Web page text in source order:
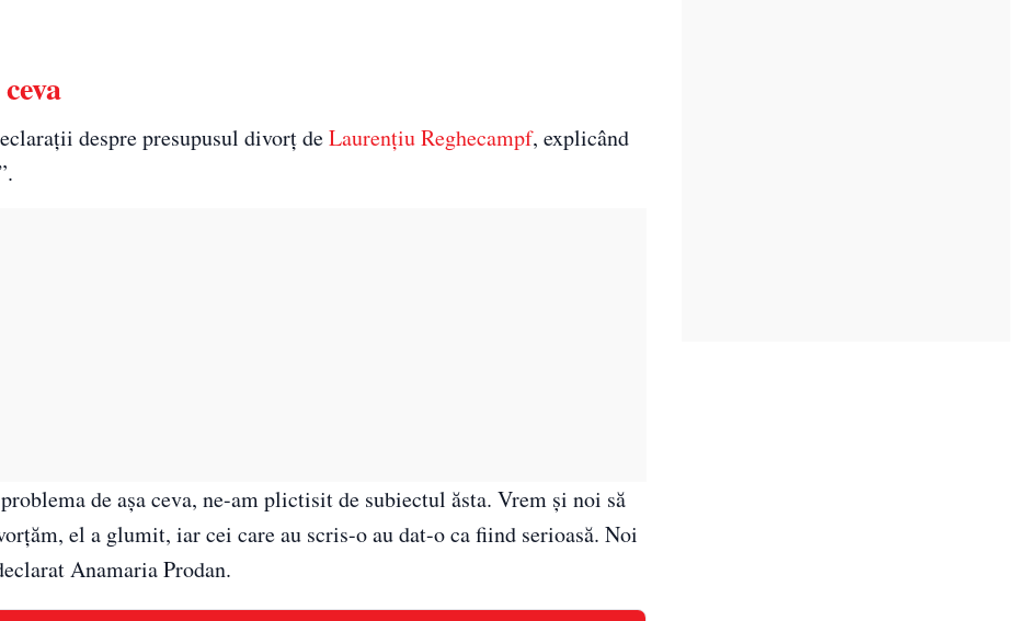
despre presupusul divorț deLaurențiu Reghecampf, explicând
de așa ceva, ne-am plictisit de subiectul ăsta. Vrem și noi să
el a glumit, iar cei care au scris-o au dat-o ca fiind serioasă. Noi
Anamaria Prodan.